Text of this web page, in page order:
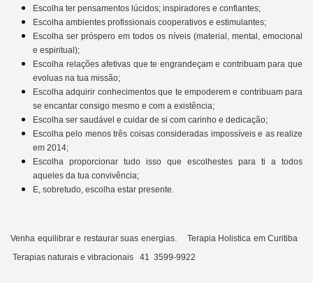
Escolha ter pensamentos lúcidos; inspiradores e confiantes;
Escolha ambientes profissionais cooperativos e estimulantes;
Escolha ser próspero em todos os níveis (material, mental, emocional
e espiritual);
Escolha relações afetivas que te engrandeçam e contribuam para que
evoluas na tua missão;
Escolha adquirir conhecimentos que te empoderem e contribuam para
se encantar consigo mesmo e com a existência;
Escolha ser saudável e cuidar de si com carinho e dedicação;
Escolha pelo menos três coisas consideradas impossíveis e as realize
em 2014;
Escolha proporcionar tudo isso que escolhestes para ti a todos
aqueles da tua convivência;
E, sobretudo, escolha estar presente.
Venha equilibrar e restaurar suas energias. Terapia Holistica em Curitiba
Terapias naturais e vibracionais 41 3599-9922